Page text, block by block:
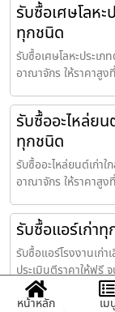
รับซื้อเศษโลหะ
ทุกชนิด
รับซื้อเศษโลหะประเ
อาณาจักร ให้ราคาสูง
รับซื้ออะไหล่ยน
ทุกชนิด
รับซื้ออะไหล่ยนต์เก่า
อาณาจักร ให้ราคาสูง
รับซื้อแอร์เก่า
รับซื้อแอร์โรงงานเก่
ประเมินตีราคาให้ฟรี
หน้าหลัก เม